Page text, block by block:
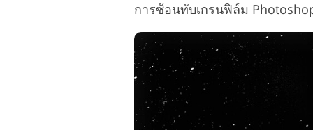
การซ้อนทับเกรนฟิล์ม